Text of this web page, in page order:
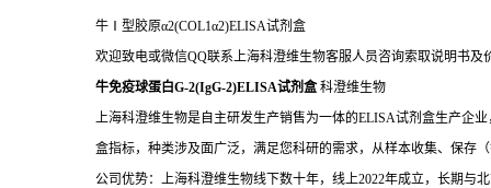
牛Ⅰ型胶原α2(COL1α2)ELISA试剂盒
欢迎致电或微信QQ联系上海科澄维生物客服人员咨询索取说明书及
牛免疫球蛋白G-2(IgG-2)ELISA试剂盒 科澄维生物
上海科澄维生物是自主研发生产销售为一体的ELISA试剂盒生产企
盒指标，种类涉及面广泛，满足您科研的需求，从样本收集、保存
公司优势：上海科澄维生物线下数十年，线上2022年成立，长期与